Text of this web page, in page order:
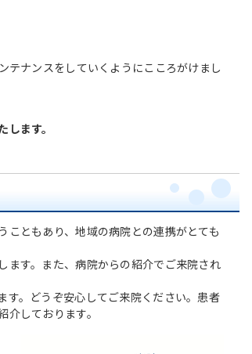
テナンスをしていくようにこころがけまし
します。
こともあり、地域の病院との連携がとても
ます。また、病院からの紹介でご来院され
す。どうぞ安心してご来院ください。患者
介しております。